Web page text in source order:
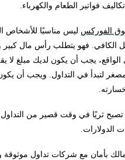
فواتير الطعام والكهرباء.
الفوركس ليس مناسبًا للأشخاص
الكافي. فهو يتطلب رأس مال كبير
لتبدأ في التداول. ويجب أن يكون
تصبح ثريًا في وقت قصير من التداول
الدولارات.
بأمان مع شركات تداول موثوقة